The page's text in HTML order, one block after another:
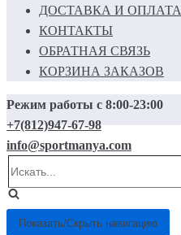
ДОСТАВКА И ОПЛАТА
КОНТАКТЫ
ОБРАТНАЯ СВЯЗЬ
КОРЗИНА ЗАКАЗОВ
Режим работы с 8:00-23:00
+7(812)947-67-98
info@sportmanya.com
Показать/Скрыть навигацию